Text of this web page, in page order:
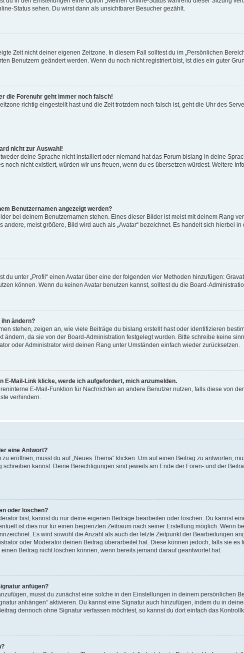
Status sehen. Du wirst dann als unsichtbarer Besucher gezählt.
Zeit nicht deiner eigenen Zeitzone. In diesem Fall solltest du im „Persönlichen
Benutzern geändert werden. Wenn du noch nicht registriert bist, ist dies ein guter
die Forenuhr geht immer noch falsch!
richtig eingestellt hast und die Zeit trotzdem noch falsch ist, geht die Uhr des
nicht zur Auswahl!
deine Sprache nicht installiert oder niemand hat das Forum bislang in deine
noch nicht existiert, würden wir uns freuen, wenn du es übersetzen würdest. Weitere
Benutzernamen angezeigt werden?
bei deinem Benutzernamen stehen. Eines dieser Bilder ist meist mit deinem Rang
andere, meist größere, Bild wird auch als „Avatar“ bezeichnet. Es handelt sich hierbei
du unter „Profil“ einen Avatar über eine der folgenden vier Methoden hinzufügen:
können. Wenn du keinen Avatar benutzen kannst, solltest du die Board-
ihn ändern?
stehen, zeigen an, wie viele Beiträge du bislang erstellt hast oder identifizieren
ändern, da sie von der Board-Administration festgelegt wurden. Bitte schreibe keine
oder Administrator wird deinen Rang unter Umständen einfach wieder zurücksetzen.
E-Mail-Link klicke, werde ich aufgefordert, mich anzumelden.
E-Mail-Funktion für Nachrichten an andere Benutzer nutzen, falls diese von
verhindern.
eine Antwort?
eröffnen, musst du auf „Neues Thema“ klicken. Um auf einen Beitrag zu antworten,
kannst. Deine Berechtigungen sind jeweils am Ende der Foren- und der
oder löschen?
bist, kannst du nur deine eigenen Beiträge bearbeiten oder löschen. Du kannst
ist dies nur für einen begrenzten Zeitraum nach seiner Erstellung möglich. Wenn
Es wird sowohl die Anzahl als auch der letzte Zeitpunkt der Bearbeitungen
oder Moderator deinen Beitrag überarbeitet hat. Diese können jedoch, falls sie
Beitrag nicht löschen können, wenn bereits jemand darauf geantwortet hat.
anfügen?
musst du zunächst eine solche in den Einstellungen in deinem persönlichen
anhängen“ aktivieren. Du kannst eine Signatur auch hinzufügen, indem du in
dennoch ohne Signatur verfassen möchtest, so kannst du dort einfach das